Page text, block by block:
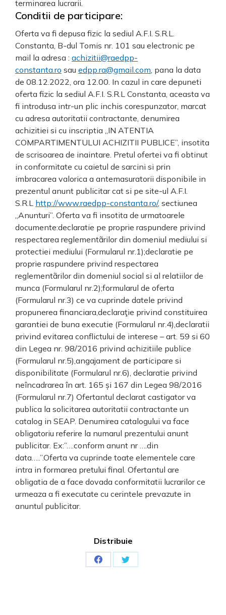
terminarea lucrarii.
Conditii de participare:
Oferta va fi depusa fizic la sediul A.F.I. S.R.L.
Constanta, B-dul Tomis nr. 101 sau electronic pe
mail la adresa : achizitii@raedpp-
constanta.ro sau edpp.ra@gmail.com, pana la data
de 08.12.2022, ora 12.00. In cazul in care depuneti
oferta fizic la sediul A.F.I. S.R.L Constanta, aceasta va
fi introdusa intr-un plic inchis corespunzator, marcat
cu adresa autoritatii contractante, denumirea
achizitiei si cu inscriptia „IN ATENTIA
COMPARTIMENTULUI ACHIZITII PUBLICE”, insotita
de scrisoarea de inaintare. Pretul ofertei va fi obtinut
in conformitate cu caietul de sarcini si prin
imbracarea valorica a antemasuratorii disponibile in
prezentul anunt publicitar cat si pe site-ul A.F.I.
S.R.L http://www.raedpp-constanta.ro/, sectiunea
„Anunturi”. Oferta va fi insotita de urmatoarele
documente:declaratie pe proprie raspundere privind
respectarea reglementãrilor din domeniul mediului si
protectiei mediului (Formularul nr.1);declaratie pe
proprie raspundere privind respectarea
reglementãrilor din domeniul social si al relatiilor de
munca (Formularul nr.2);formularul de oferta
(Formularul nr.3) ce va cuprinde datele privind
propunerea financiara,declaraţie privind constituirea
garantiei de buna executie (Formularul nr.4),declaratii
privind evitarea conflictului de interese – art. 59 si 60
din Legea nr. 98/2016 privind achizitiile publice
(Formularul nr.5),angajament de participare si
disponibilitate (Formularul nr.6), declaratie privind
neîncadrarea în art. 165 și 167 din Legea 98/2016
(Formularul nr.7) Ofertantul declarat castigator va
publica la solicitarea autoritatii contractante un
catalog in SEAP. Denumirea catalogului va face
obligatoriu referire la numarul prezentului anunt
publicitar. Ex:”….conform anunt nr ….din
data…..”.Oferta va cuprinde toate elementele care
intra in formarea pretului final. Ofertantul are
obligatia de a face dovada conformitatii lucrarilor ce
urmeaza a fi executate cu cerintele prevazute in
anuntul publicitar.
Distribuie